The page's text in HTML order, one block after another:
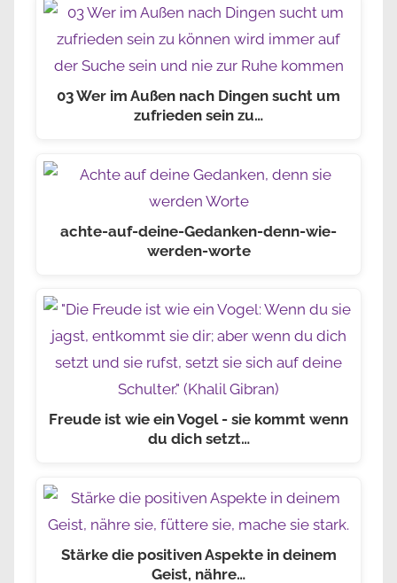
03 Wer im Außen nach Dingen sucht um
zufrieden sein zu…
achte-auf-deine-Gedanken-denn-wie-
werden-worte
Freude ist wie ein Vogel - sie kommt wenn
du dich setzt…
Stärke die positiven Aspekte in deinem
Geist, nähre…